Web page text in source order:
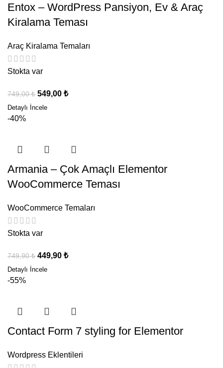
Entox – WordPress Pansiyon, Ev & Araç
Kiralama Teması
Araç Kiralama Temaları
Stokta var
749,00₺ 549,00 ₺
-40%
Armania – Çok Amaçlı Elementor
WooCommerce Teması
WooCommerce Temaları
Stokta var
749,90₺ 449,90 ₺
-55%
Contact Form 7 styling for Elementor
Wordpress Eklentileri